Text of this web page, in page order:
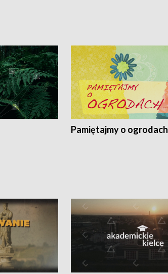
Pamiętajmy o ogrodach